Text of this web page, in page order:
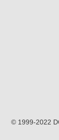
© 1999-2022